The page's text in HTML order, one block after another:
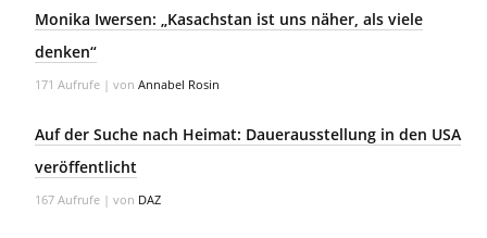
Monika Iwersen: „Kasachstan ist uns näher, als viele
denken“
171 Aufrufe | von Annabel Rosin
Auf der Suche nach Heimat: Dauerausstellung in den USA
veröffentlicht
167 Aufrufe | von DAZ